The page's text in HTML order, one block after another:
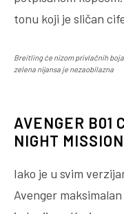
tonu koji je sličan
Breitling će nizom privlačnih
zelena nijansa je nezaobilazna
AVENGER B01
NIGHT MISSION
Iako je u svim
Avenger